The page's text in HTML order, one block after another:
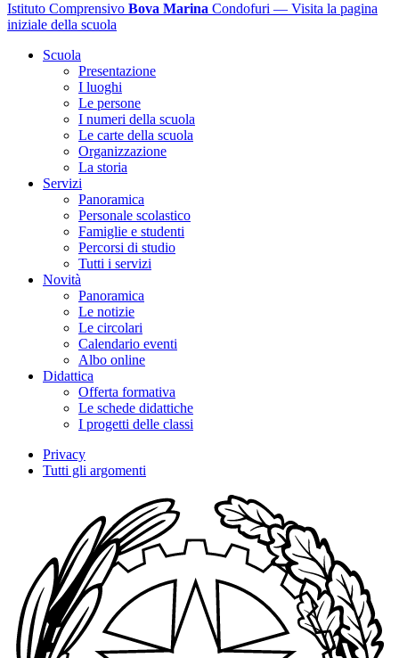
Istituto Comprensivo Bova Marina Condofuri — Visita la pagina
iniziale della scuola
Scuola
Presentazione
I luoghi
Le persone
I numeri della scuola
Le carte della scuola
Organizzazione
La storia
Servizi
Panoramica
Personale scolastico
Famiglie e studenti
Percorsi di studio
Tutti i servizi
Novità
Panoramica
Le notizie
Le circolari
Calendario eventi
Albo online
Didattica
Offerta formativa
Le schede didattiche
I progetti delle classi
Privacy
Tutti gli argomenti